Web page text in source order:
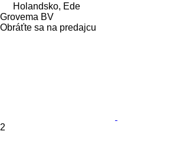
Holandsko, Ede
Grovema BV
Obráťte sa na predajcu
2